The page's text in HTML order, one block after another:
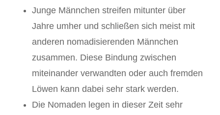
Junge Männchen streifen mitunter über
Jahre umher und schließen sich meist mit
anderen nomadisierenden Männchen
zusammen. Diese Bindung zwischen
miteinander verwandten oder auch fremden
Löwen kann dabei sehr stark werden.
Die Nomaden legen in dieser Zeit sehr